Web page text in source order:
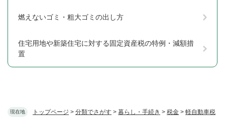
現在地 トップページ > 分類でさがす > 暮らし・手続き > 税金 > 軽自動車税
燃えないゴミ・粗大ゴミの出し方
住宅用地や新築住宅に対する固定資産税の特例・減額措
置